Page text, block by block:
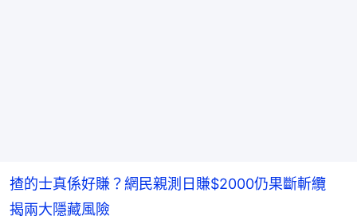
揸的士真係好賺？網民親測日賺$2000仍果斷斬纜
揭兩大隱藏風險